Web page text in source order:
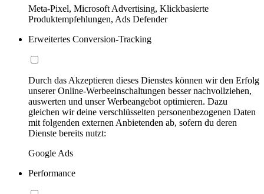
Meta-Pixel, Microsoft Advertising, Klickbasierte
Produktempfehlungen, Ads Defender
Erweitertes Conversion-Tracking
Durch das Akzeptieren dieses Dienstes können wir den Erfolg
unserer Online-Werbeeinschaltungen besser nachvollziehen,
auswerten und unser Werbeangebot optimieren. Dazu
gleichen wir deine verschlüsselten personenbezogenen Daten
mit folgenden externen Anbietenden ab, sofern du deren
Dienste bereits nutzt:
Google Ads
Performance